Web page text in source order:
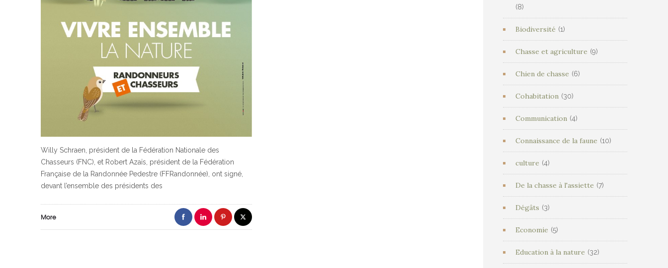
Willy Schraen, président de la Fédération Nationale des
Chasseurs (FNC), et Robert Azaïs, président de la Fédération
Française de la Randonnée Pedestre (FFRandonnée), ont signé,
devant l’ensemble des présidents des
More
(8)
Biodiversité (1)
Chasse et agriculture (9)
Chien de chasse (6)
Cohabitation (30)
Communication (4)
Connaissance de la faune (10)
culture (4)
De la chasse à l'assiette (7)
Dégâts (3)
Economie (5)
Education à la nature (32)